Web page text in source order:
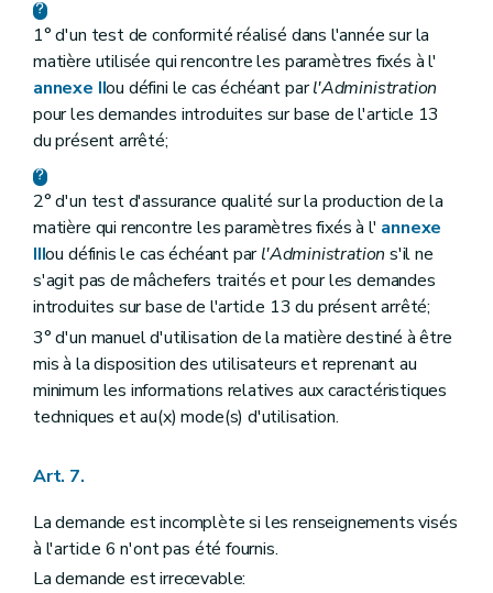
1° d'un test de conformité réalisé dans l'année sur la
matière utilisée qui rencontre les paramètres fixés à l'
annexe IIou défini le cas échéant parl'Administration
pour les demandes introduites sur base de l'article 13
du présent arrêté;
2° d'un test d'assurance qualité sur la production de la
matière qui rencontre les paramètres fixés à l' annexe
IIIou définis le cas échéant parl'Administration s'il ne
s'agit pas de mâchefers traités et pour les demandes
introduites sur base de l'article 13 du présent arrêté;
3° d'un manuel d'utilisation de la matière destiné à être
mis à la disposition des utilisateurs et reprenant au
minimum les informations relatives aux caractéristiques
techniques et au(x) mode(s) d'utilisation.
Art. 7.
La demande est incomplète si les renseignements visés
à l'article 6 n'ont pas été fournis.
La demande est irrecevable: